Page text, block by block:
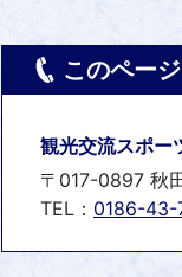
このペー
観光交流スポー
〒017-0897 秋
TEL： 0186-43-